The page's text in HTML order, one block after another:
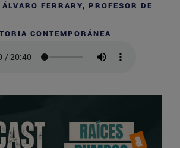
FERRARY, PROFESOR DE
CONTEMPORÁNEA